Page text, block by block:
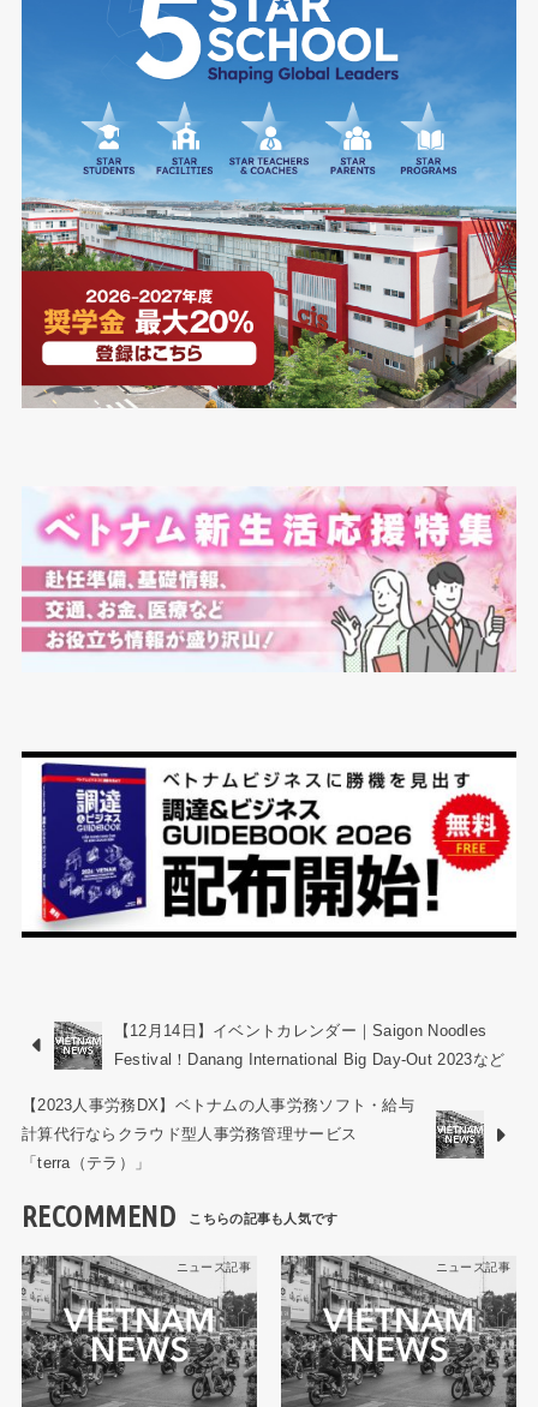
【12月14日】イベントカレンダー｜Saigon Noodles
Festival！Danang International Big Day-Out 2023など
【2023人事労務DX】ベトナムの人事労務ソフト・給与
計算代行ならクラウド型人事労務管理サービス
「terra（テラ）」
RECOMMEND
ニュース記事 ニュース記事